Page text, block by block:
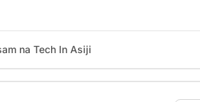
na Tech In Asiji